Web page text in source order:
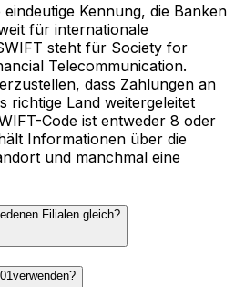
Kennung, die Banken
für internationale
steht für Society for
Telecommunication.
dass Zahlungen an
richtige Land weitergeleitet
Code ist entweder 8 oder
Informationen über die
und manchmal eine
Filialen gleich?